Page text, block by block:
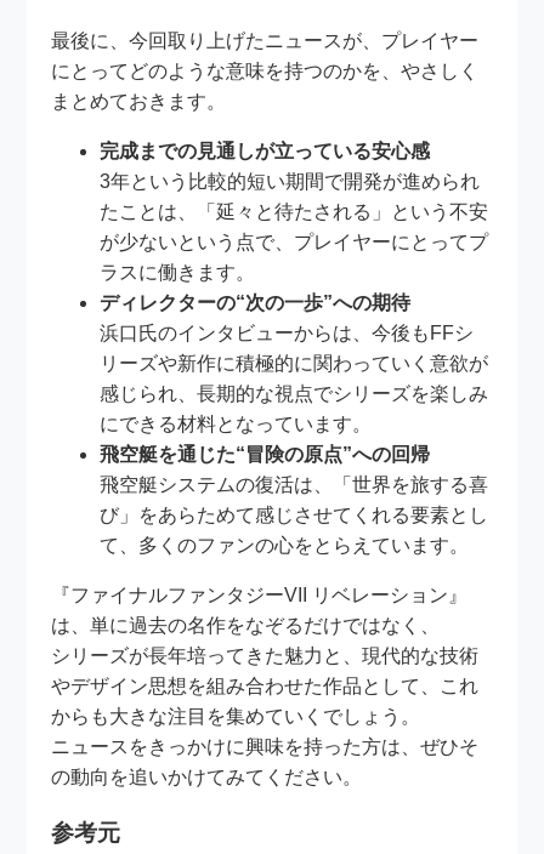
最後に、今回取り上げたニュースが、プレイヤー
にとってどのような意味を持つのかを、やさしく
まとめておきます。
完成までの見通しが立っている安心感
3年という比較的短い期間で開発が進められ
たことは、「延々と待たされる」という不安
が少ないという点で、プレイヤーにとってプ
ラスに働きます。
ディレクターの“次の一歩”への期待
浜口氏のインタビューからは、今後もFFシ
リーズや新作に積極的に関わっていく意欲が
感じられ、長期的な視点でシリーズを楽しみ
にできる材料となっています。
飛空艇を通じた“冒険の原点”への回帰
飛空艇システムの復活は、「世界を旅する喜
び」をあらためて感じさせてくれる要素とし
て、多くのファンの心をとらえています。
『ファイナルファンタジーVII リベレーション』
は、単に過去の名作をなぞるだけではなく、
シリーズが長年培ってきた魅力と、現代的な技術
やデザイン思想を組み合わせた作品として、これ
からも大きな注目を集めていくでしょう。
ニュースをきっかけに興味を持った方は、ぜひそ
の動向を追いかけてみてください。
参考元